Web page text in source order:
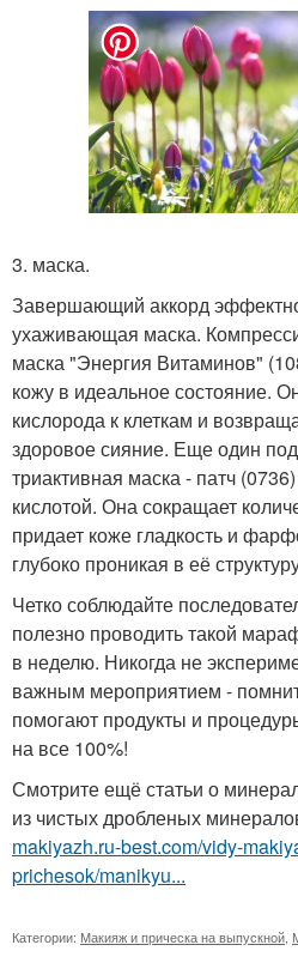
3. маска.
Завершающий аккорд
ухаживающая маска.
маска "Энергия Витаминов"
кожу в идеальное состояние.
кислорода к клеткам и
здоровое сияние. Еще один
триактивная маска - патч
кислотой. Она сокращает
придает коже гладкость и
глубоко проникая в её
Четко соблюдайте
полезно проводить такой
в неделю. Никогда не
важным мероприятием -
помогают продукты и
на все 100%!
Смотрите ещё статьи о
из чистых дробленых
makiyazh.ru-best.com/vidy-
prichesok/manikyu...
Категории: Макияж и прическа на выпускной